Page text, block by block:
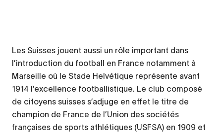
Les Suisses jouent aussi un rôle important dans
l’introduction du football en France notamment à
Marseille où le Stade Helvétique représente avant
1914 l’excellence footballistique. Le club composé
de citoyens suisses s’adjuge en effet le titre de
champion de France de l’Union des sociétés
françaises de sports athlétiques (USFSA) en 1909 et